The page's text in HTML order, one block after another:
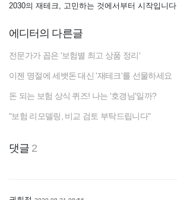
2030의 재테크, 고민하는 것에서부터 시작입니다.
에디터의 다른글
전문가가 꼽은 '보험별 최고 상품 정리'
이젠 명절에 세뱃돈 대신 '재테크'를 선물하세요
돈 되는 보험 상식 퀴즈! 나는 '호갱님'일까?
"보험 리모델링, 비교 검토 부탁드립니다"
댓글 2